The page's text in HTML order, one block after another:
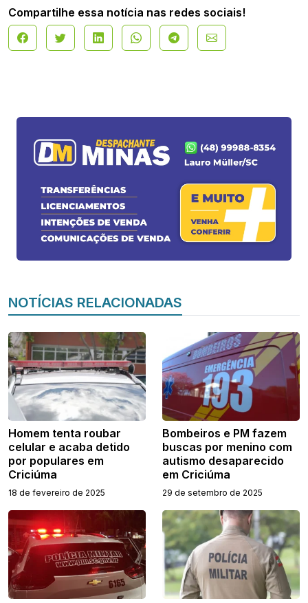
Compartilhe essa notícia nas redes sociais!
NOTÍCIAS RELACIONADAS
Homem tenta roubar
celular e acaba detido
por populares em
Criciúma
18 de fevereiro de 2025
Bombeiros e PM fazem
buscas por menino com
autismo desaparecido
em Criciúma
29 de setembro de 2025